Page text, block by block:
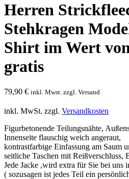
Herren
Stehkragen
Shirt im Wert
gratis
79,90 € inkl. Mwst. zzgl. Versand
inkl. MwSt. zzgl. Versandkosten
Figurbetonende Teilungsnähte,
Innenseite flauschig weich angeraut,
kontrastfarbige Einfassung am Saum
seitliche Taschen mit Reißverschluss,
Jede Jacke ,wird extra für Sie bei uns
( sozusagen ist jedes Teil ein